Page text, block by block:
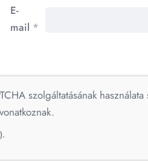
E-
mail *
szolgáltatásának
vonatkoznak.